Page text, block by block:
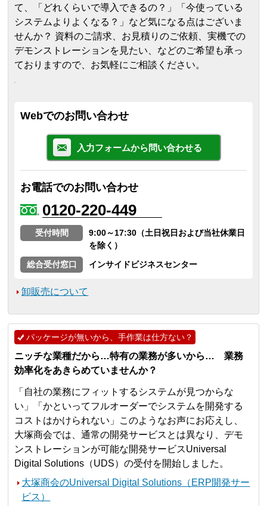
て、「どれくらいで導入できるの？」「今使っている
システムよりよくなる？」など気になる点はございま
せんか？ 資料のご請求、お見積りのご依頼、実機での
デモンストレーションを見たい、などのご希望も承っ
ておりますので、お気軽にご相談ください。
Webでのお問い合わせ
入力フォームから問い合わせる
お電話でのお問い合わせ
0120-220-449
受付時間
9:00～17:30（土日祝日および当社休業日
を除く）
総合受付窓口
インサイドビジネスセンター
卸販売について
パッケージが無いから、手作業は仕方ない？
ニッチな業種だから…特有の業務が多いから… 業務
効率化をあきらめていませんか？
「自社の業務にフィットするシステムが見つからな
い」「かといってフルオーダーでシステムを開発する
コストはかけられない」このようなお声にお応えし、
大塚商会では、通常の開発サービスとは異なり、デモ
ンストレーションが可能な開発サービスUniversal
Digital Solutions（UDS）の受付を開始しました。
大塚商会のUniversal Digital Solutions（ERP開発サー
ビス）